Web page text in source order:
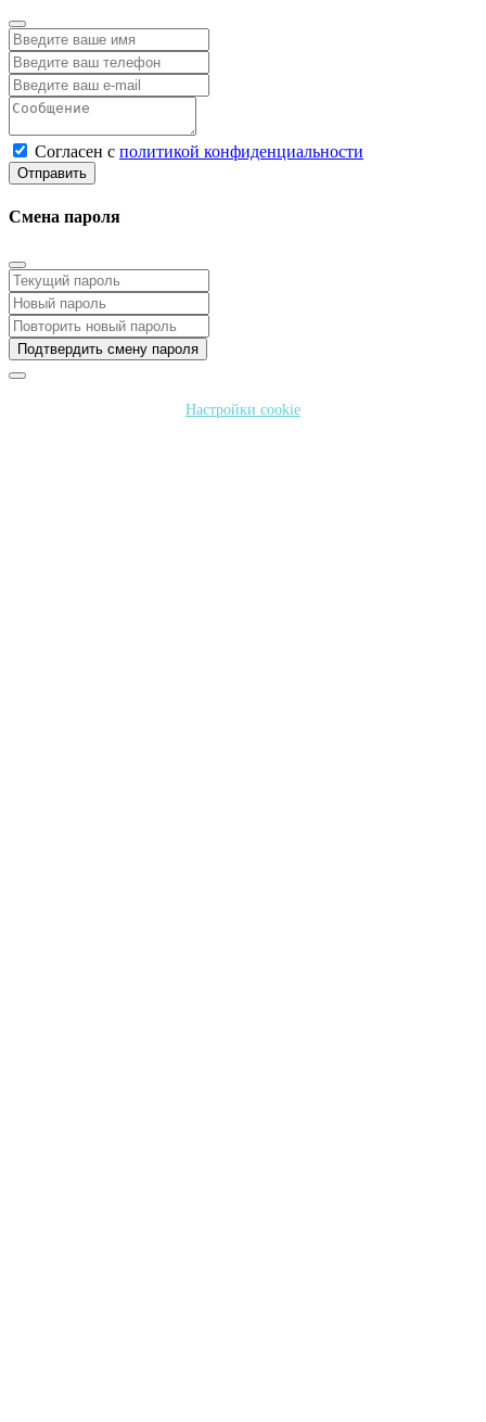
Согласен с политикой конфиденциальности
Отправить
Смена пароля
Подтвердить смену пароля
Настройки cookie